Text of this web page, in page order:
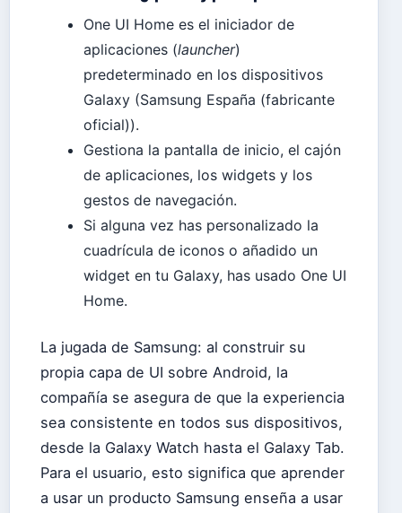
One UI Home es el iniciador de
aplicaciones (launcher)
predeterminado en los dispositivos
Galaxy (Samsung España (fabricante
oficial)).
Gestiona la pantalla de inicio, el cajón
de aplicaciones, los widgets y los
gestos de navegación.
Si alguna vez has personalizado la
cuadrícula de iconos o añadido un
widget en tu Galaxy, has usado One UI
Home.
La jugada de Samsung: al construir su
propia capa de UI sobre Android, la
compañía se asegura de que la experiencia
sea consistente en todos sus dispositivos,
desde la Galaxy Watch hasta el Galaxy Tab.
Para el usuario, esto significa que aprender
a usar un producto Samsung enseña a usar